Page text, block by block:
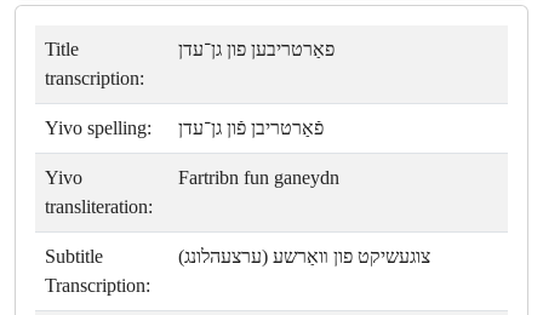
Title
transcription:
פאַרטריבען פון גן־עדן
Yivo spelling: פֿאַרטריבן פֿון גן־עדן
Yivo
transliteration:
Fartribn fun ganeydn
Subtitle
Transcription:
צוגעשיקט פון װאַרשע (ערצעהלונג)